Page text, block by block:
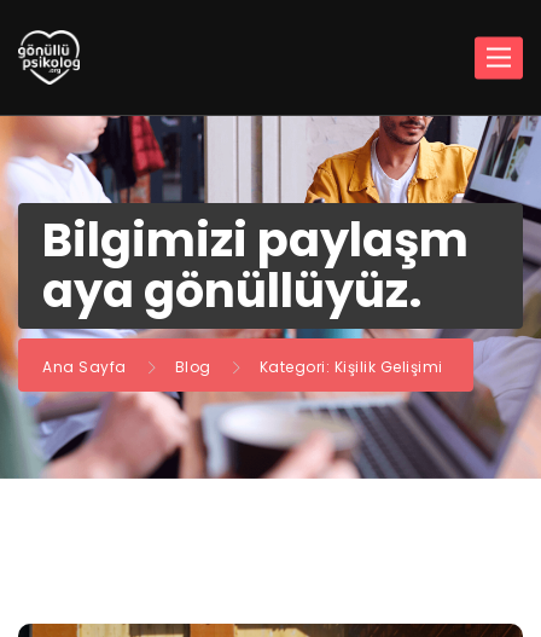
Bilgimizi paylaşm
aya gönüllüyüz.
Ana Sayfa Blog Kategori: Kişilik Gelişimi